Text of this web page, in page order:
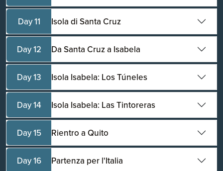
Day 11 Isola di Santa Cruz
Day 12 Da Santa Cruz a Isabela
Day 13 Isola Isabela: Los Túneles
Day 14 Isola Isabela: Las Tintoreras
Day 15 Rientro a Quito
Day 16 Partenza per l'Italia